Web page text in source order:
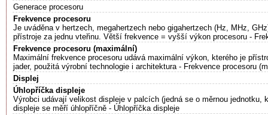
Generace procesoru
Frekvence procesoru
Je uváděna v hertzech, megahertzech nebo gigahertzech (Hz, MHz,
přístroje za jednu vteřinu. Větší frekvence = vyšší výkon procesoru -
Frekvence procesoru (maximální)
Maximální frekvence procesoru udává maximální výkon, kterého je
jader, použitá výrobní technologie i architektura - Frekvence procesoru
Displej
Úhlopříčka displeje
Výrobci udávají velikost displeje v palcích (jedná se o měrnou jednotku,
displeje se měří úhlopříčně - Úhlopříčka displeje